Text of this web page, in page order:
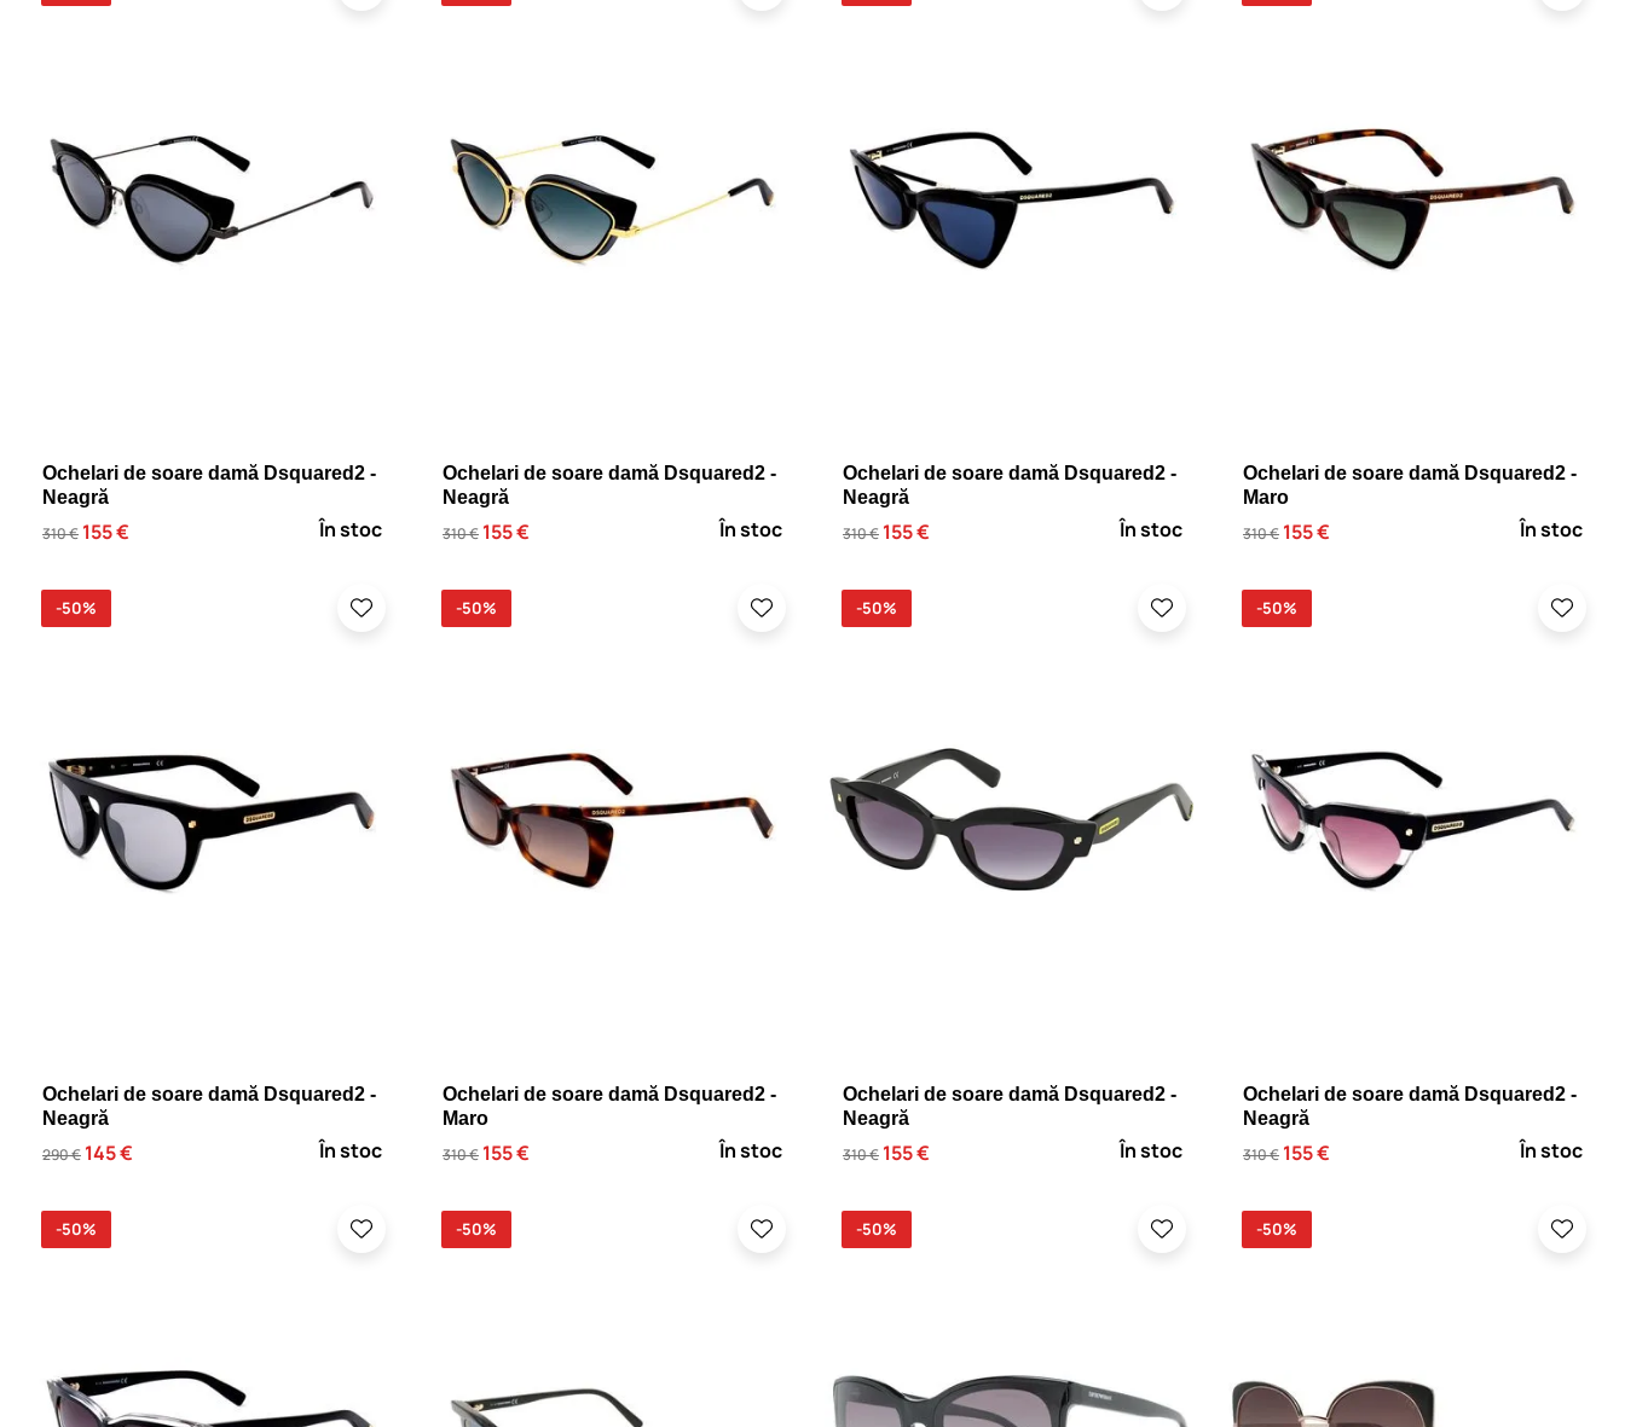
Ochelari de soare damă Dsquared2 -
Neagră
310 € 155 € În stoc
Ochelari de soare damă Dsquared2 -
Neagră
310 € 155 € În stoc
Ochelari de soare damă Dsquared2 -
Neagră
310 € 155 € În stoc
Ochelari de soare damă Dsquared2 -
Maro
310 € 155 € În stoc
-50%
Ochelari de soare damă Dsquared2 -
Neagră
290 € 145 € În stoc
-50%
Ochelari de soare damă Dsquared2 -
Maro
310 € 155 € În stoc
-50%
Ochelari de soare damă Dsquared2 -
Neagră
310 € 155 € În stoc
-50%
Ochelari de soare damă Dsquared2 -
Neagră
310 € 155 € În stoc
-50% -50% -50% -50%